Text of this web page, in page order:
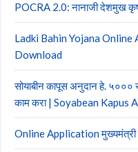
POCRA 2.0: नानाजी देशमुख
Ladki Bahin Yojana
Download
सोयाबीन कापूस अनुदान हे. ५०००
काम करा | Soyabean Kapus
Online Application मुख्यमंत्री